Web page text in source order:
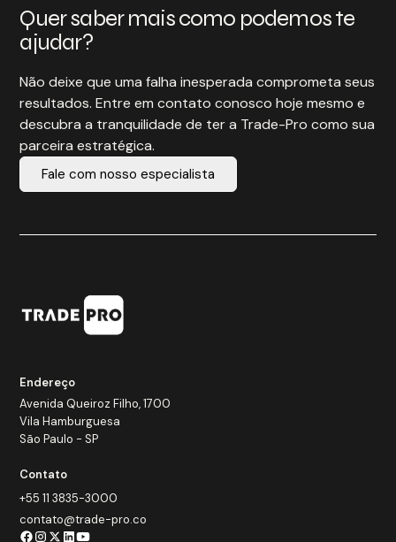
Quer saber mais como podemos te
ajudar?
Não deixe que uma falha inesperada comprometa seus
resultados. Entre em contato conosco hoje mesmo e
descubra a tranquilidade de ter a Trade-Pro como sua
parceira estratégica.
Fale com nosso especialista
Endereço
Avenida Queiroz Filho, 1700
Vila Hamburguesa
São Paulo - SP
Contato
+55 11 3835-3000
contato@trade-pro.co